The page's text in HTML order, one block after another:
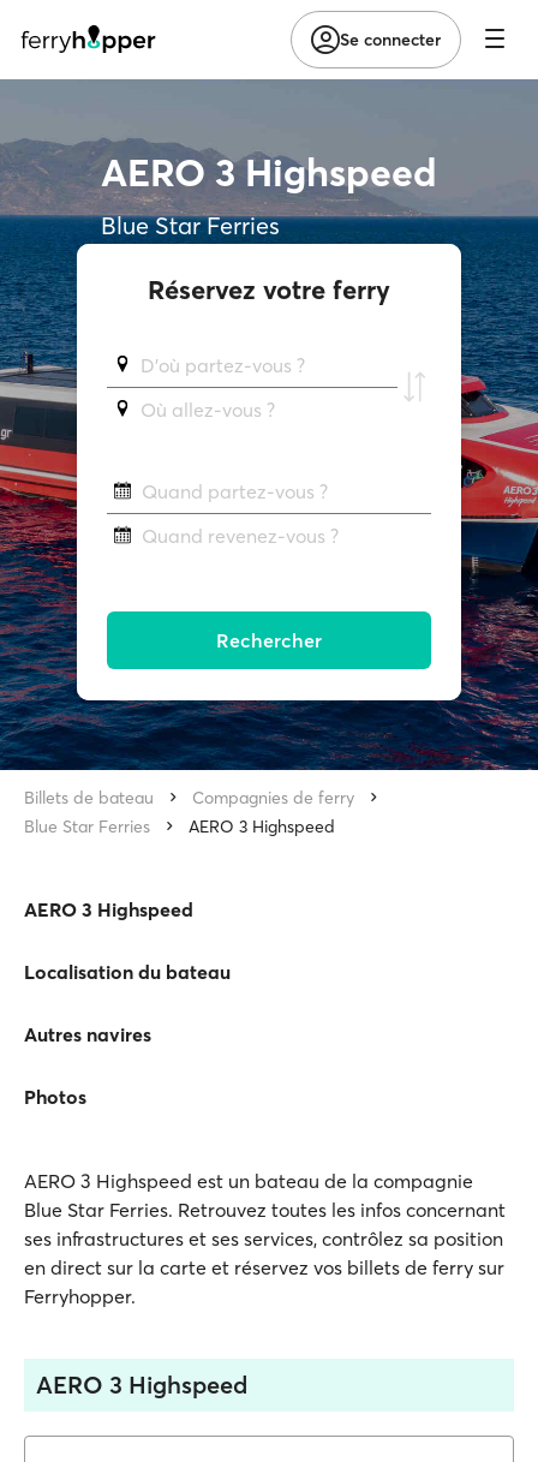
Se connecter
AERO 3 Highspeed
Blue Star Ferries
Réservez votre ferry
D'où partez-vous ?
Où allez-vous ?
Quand partez-vous ?
Quand revenez-vous ?
Rechercher
Billets de bateau
Compagnies de ferry
Blue Star Ferries
AERO 3 Highspeed
AERO 3 Highspeed
Localisation du bateau
Autres navires
Photos
AERO 3 Highspeed est un bateau de la compagnie
Blue Star Ferries. Retrouvez toutes les infos concernant
ses infrastructures et ses services, contrôlez sa position
en direct sur la carte et réservez vos billets de ferry sur
Ferryhopper.
AERO 3 Highspeed